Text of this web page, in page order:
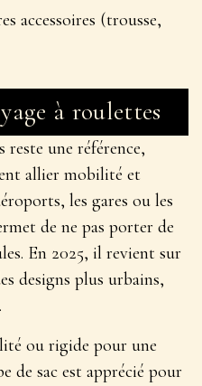
accessoires (trousse,
à roulettes
reste une référence,
allier mobilité et
les gares ou les
de ne pas porter de
En 2025, il revient sur
designs plus urbains,
ou rigide pour une
de sac est apprécié pour